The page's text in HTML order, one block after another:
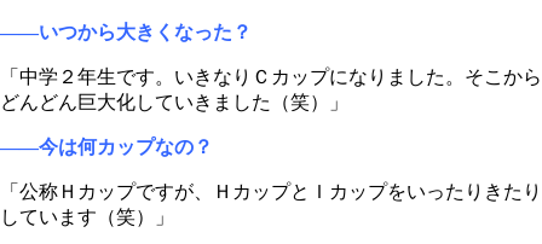
――いつから大きくなった？
「中学２年生です。いきなりＣカップになりました。そこから
どんどん巨大化していきました（笑）」
――今は何カップなの？
「公称Ｈカップですが、ＨカップとＩカップをいったりきたり
しています（笑）」